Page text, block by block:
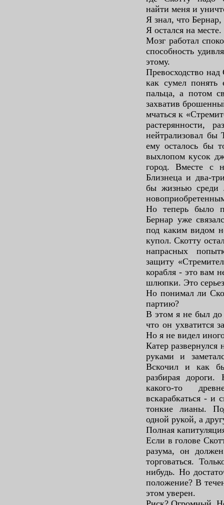
найти меня и
Я знал, что
Я остался на месте.
Мозг работал
способность
этому.
Превосходство
как сумел понять
пальца, а потом
захватив
мчаться к
растерянности,
нейтрализовал бы
ему осталось бы
выхлопом кусок
город. Вместе с
Близнеца и два-
бы жизнью среди
Но теперь было
Бернар уже
под каким видом
купол. Скотту
напрасных
защиту
корабля - это вам
шлюпки. Это
Но понимал ли
партию?
В этом я не был
что он ухватится
Но я не видел
Катер
руками и
Вскочил и как
разбирая
какого-то
вскарабкаться - и
тонкие лианы.
одной рукой, а
Полная
Если в голове
разума, он
торговаться.
нибудь. Но
положение? В
этом уверен.